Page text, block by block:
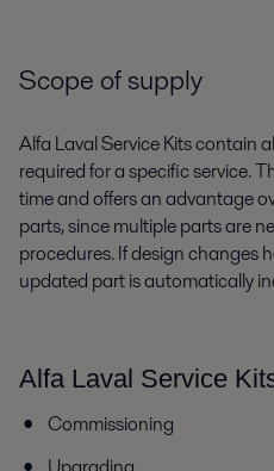
Scope of supply
Alfa Laval Service Kits contain
required for a specific service.
time and offers an advantage
parts, since multiple parts are
procedures. If design changes
updated part is automatically
Alfa Laval Service
Commissioning